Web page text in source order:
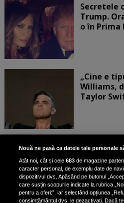
Secretele
Trump.
o în Prima
„Cine e
Williams,
Taylor
Bruce
Iron
de scrimer
Nouă ne pasă ca datele tale personale
Atât noi, cât și cele683 de magazine
caracter personal, de exemplu date de
dispozitivul dvs. Apăsând pe butonul
care susțin scopurile indicate la rubrica
pentru a oferi:”, iar selectând opțiunea
consimțământul dvs. le dezactivați. Dacă